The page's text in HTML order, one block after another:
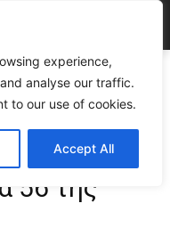
experience,
analyse our traffic.
to our use of cookies.
Accept All
Μαστροκώστα στα 56
Γωγώ
56 της